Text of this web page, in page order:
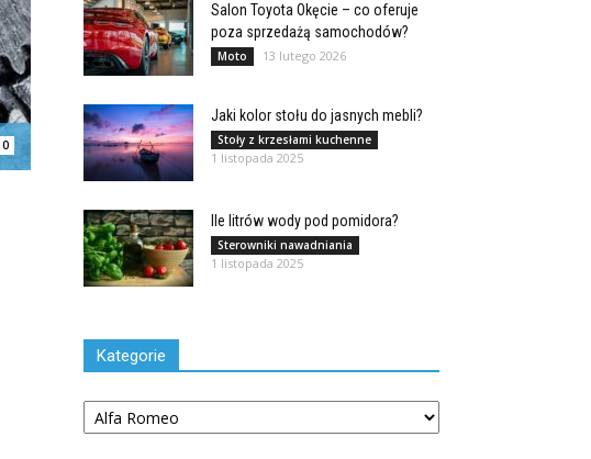
0
Salon Toyota Okęcie – co oferuje
poza sprzedażą samochodów?
Moto 13 lutego 2026
Jaki kolor stołu do jasnych mebli?
Stoły z krzesłami kuchenne
1 listopada 2025
Ile litrów wody pod pomidora?
Sterowniki nawadniania
1 listopada 2025
Kategorie
Kategorie